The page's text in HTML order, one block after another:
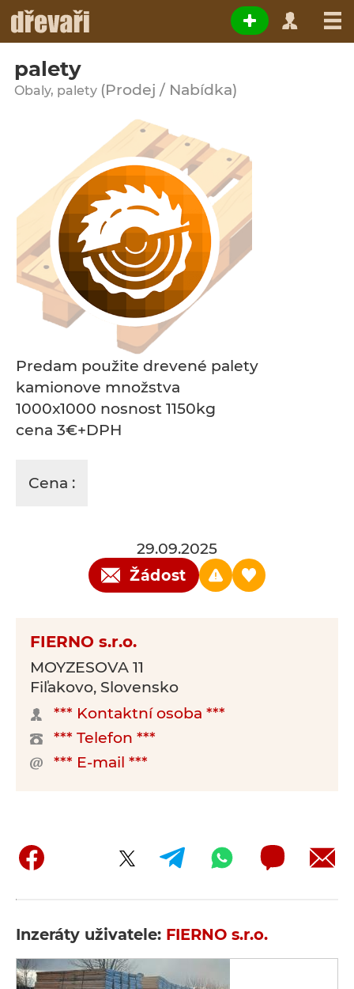
palety
Obaly, palety (Prodej / Nabídka)
Predam použite drevené palety
kamionove množstva
1000x1000 nosnost 1150kg
cena 3€+DPH
Cena :
29.09.2025
Žádost
FIERNO s.r.o.
MOYZESOVA 11
Fiľakovo, Slovensko
*** Kontaktní osoba ***
*** Telefon ***
*** E-mail ***
Inzeráty uživatele: FIERNO s.r.o.